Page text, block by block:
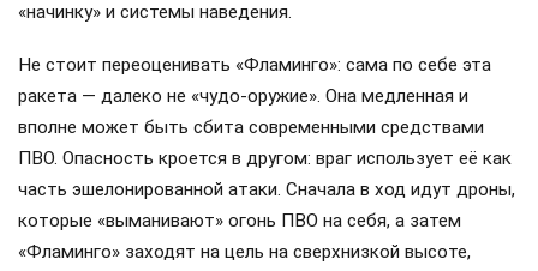
«начинку» и системы наведения.
Не стоит переоценивать «Фламинго»: сама по себе эта
ракета — далеко не «чудо-оружие». Она медленная и
вполне может быть сбита современными средствами
ПВО. Опасность кроется в другом: враг использует её как
часть эшелонированной атаки. Сначала в ход идут дроны,
которые «выманивают» огонь ПВО на себя, а затем
«Фламинго» заходят на цель на сверхнизкой высоте,